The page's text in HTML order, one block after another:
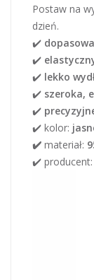
Postaw na
dzień.
✔️
✔️
✔️ lekko
✔️ szeroka,
✔️
✔️ kolor:
✔️ materiał:
✔️ producent: